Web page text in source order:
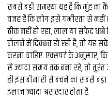
सबसे बड़ी समस्या यह है कि मुंह का
वजह है कि लोग इसे गंभीरता से
ठीक नहीं हो रहा, लाल या सफेद
बोलने में दिक्कत हो रही है, तो यह
करना चाहिए. एक्सपर्ट के अनुसार,
से ज्यादा समय तक बना रहे, तो
ही इस बीमारी से बचने का सबसे
इलाज ज्यादा असरदार होता है.